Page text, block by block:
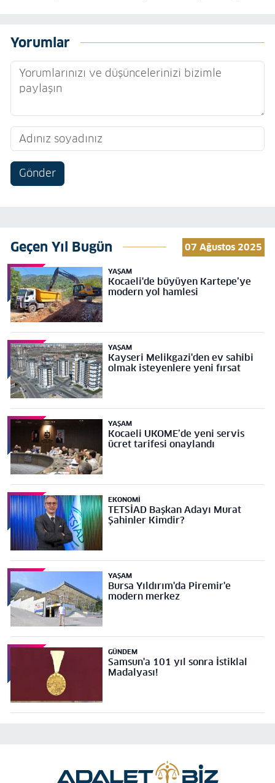
Yorumlar
Gönder
Geçen Yıl Bugün 07 Ağustos 2025
YAŞAM
Kocaeli'de büyüyen Kartepe’ye
modern yol hamlesi
YAŞAM
Kayseri Melikgazi'den ev sahibi
olmak isteyenlere yeni fırsat
YAŞAM
Kocaeli UKOME’de yeni servis
ücret tarifesi onaylandı
EKONOMI
TETSİAD Başkan Adayı Murat
Şahinler Kimdir?
YAŞAM
Bursa Yıldırım'da Piremir'e
modern merkez
GÜNDEM
Samsun'a 101 yıl sonra İstiklal
Madalyası!